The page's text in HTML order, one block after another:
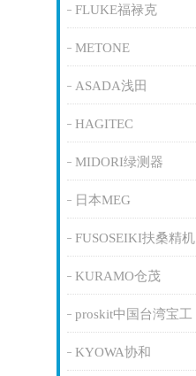
FLUKE福禄克
METONE
ASADA浅田
HAGITEC
MIDORI绿测器
日本MEG
FUSOSEIKI扶桑精机
KURAMO仓茂
proskit中国台湾宝工
KYOWA协和